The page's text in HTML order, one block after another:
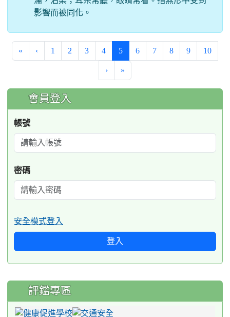
影響而被同化。
« ‹ 1 2 3 4 5(current)
6 7 8 9 10
› »
:::
會員登入
帳號
密碼
安全模式登入
登入
評鑑專區